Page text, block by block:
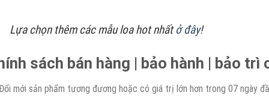
Lựa chọn thêm các mẫu loa hot nhấtở đây!
sách bán hàng | bảo hành | bảo
mới sản phẩm tương đương hoặc có giá trị lớn hơn trong 07 ngày